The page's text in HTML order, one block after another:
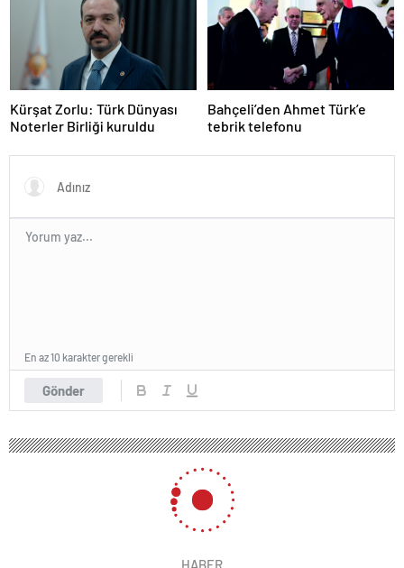
Kürşat Zorlu: Türk Dünyası
Noterler Birliği kuruldu
Bahçeli’den Ahmet Türk’e
tebrik telefonu
Gönder
En az 10 karakter gerekli
HABER